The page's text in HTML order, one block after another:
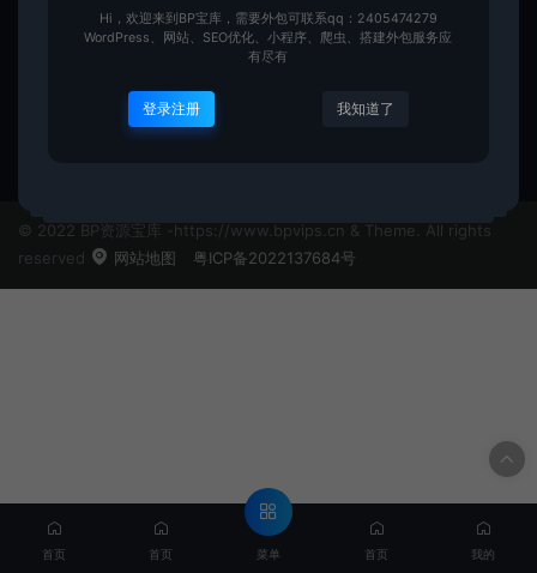
25+个专业设计的矢量LOGO徽标
© 2022 BP资源宝库 -https://www.bpvips.cn & Theme. All rights
reserved
网站地图 粤ICP备2022137684号
首页 首页 菜单 首页 我的
Hi，欢迎来到BP宝库，需要外包可联系qq：2405474279
WordPress、网站、SEO优化、小程序、爬虫、搭建外包服务应
有尽有
登录注册 我知道了